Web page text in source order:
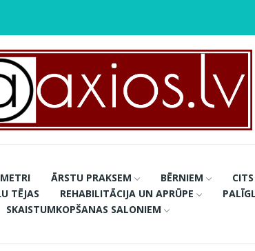
ĀRSTU PRAKSEM BĒRNIEM CITS
TĒJAS REHABILITĀCIJA UN APRŪPE
SKAISTUMKOPŠANAS SALONIEM